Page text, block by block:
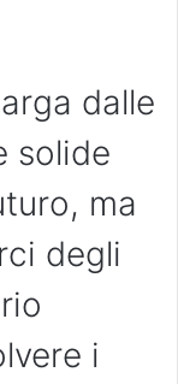
dalle
solide
ma
degli
i